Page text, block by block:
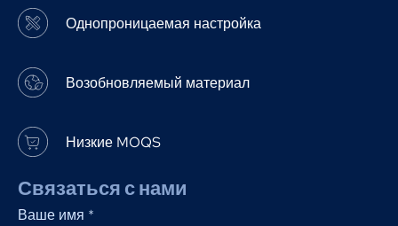
Однопроницаемая настройка
Возобновляемый материал
Низкие MOQS
Связаться с нами
Ваше имя *